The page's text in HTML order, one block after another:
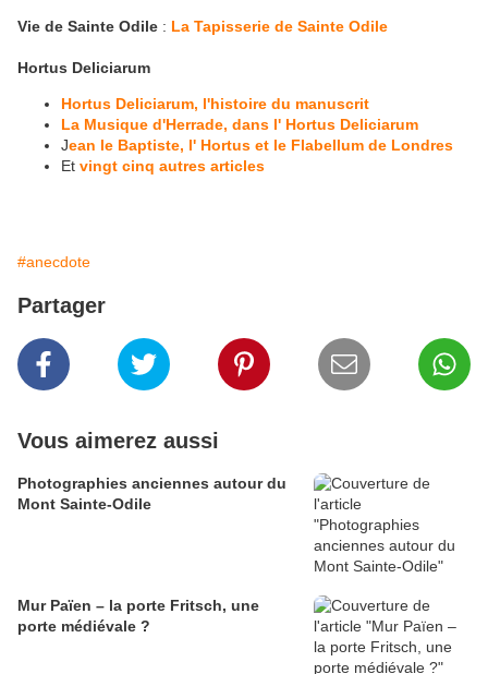
Vie de Sainte Odile : La Tapisserie de Sainte Odile
Hortus Deliciarum
Hortus Deliciarum, l'histoire du manuscrit
La Musique d'Herrade, dans l' Hortus Deliciarum
Jean le Baptiste, l' Hortus et le Flabellum de Londres
Et vingt cinq autres articles
#anecdote
Partager
Vous aimerez aussi
Photographies anciennes autour du
Mont Sainte-Odile
Mur Païen – la porte Fritsch, une
porte médiévale ?